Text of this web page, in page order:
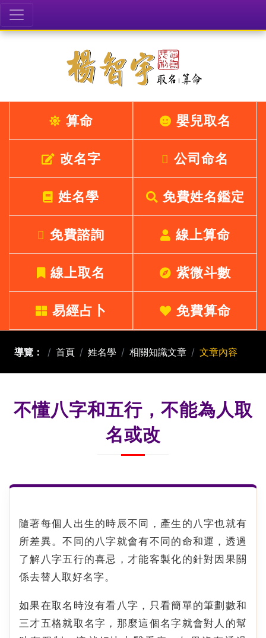
算命 嬰兒取名
改名字 公司命名
姓名學 免費姓名鑑定
免費諮詢 線上算命
線上取名 紫微斗數
易經占卜 免費算命
導覽： 首頁 姓名學 相關知識文章 文章內容
不懂八字和五行，不能為人取
名或改
隨著每個人出生的時辰不同，產生的八字也就有
所差異。不同的八字就會有不同的命和運，透過
了解八字五行的喜忌，才能客製化的針對因果關
係去替人取好名字。
如果在取名時沒有看八字，只看簡單的筆劃數和
三才五格就取名字，那麼這個名字就會對人的幫